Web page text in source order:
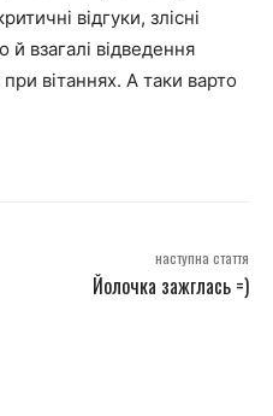
відгуки, злісні
й взагалі відведення
вітаннях. А таки варто
наступна стаття
Йолочка зажглась =)